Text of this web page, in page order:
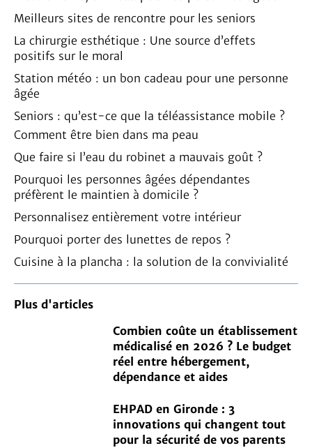
Meilleurs sites de rencontre pour les seniors
La chirurgie esthétique : Une source d’effets
positifs sur le moral
Station météo : un bon cadeau pour une personne
âgée
Seniors : qu’est-ce que la téléassistance mobile ?
Comment être bien dans ma peau
Que faire si l’eau du robinet a mauvais goût ?
Pourquoi les personnes âgées dépendantes
préfèrent le maintien à domicile ?
Personnalisez entièrement votre intérieur
Pourquoi porter des lunettes de repos ?
Cuisine à la plancha : la solution de la convivialité
Plus d'articles
Combien coûte un établissement
médicalisé en 2026 ? Le budget
réel entre hébergement,
dépendance et aides
EHPAD en Gironde : 3
innovations qui changent tout
pour la sécurité de vos parents